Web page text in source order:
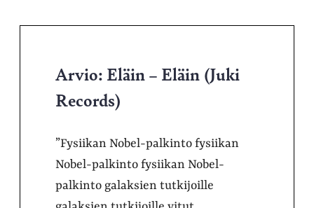
Arvio: Eläin – Eläin (Juki
Records)
”Fysiikan Nobel-palkinto fysiikan
Nobel-palkinto fysiikan Nobel-
palkinto galaksien tutkijoille